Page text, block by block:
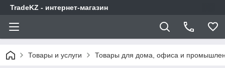
TradeKZ - интернет-магазин
Товары и услуги Товары для дома, офиса и